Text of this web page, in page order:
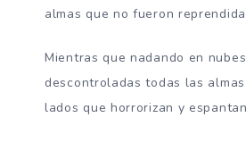
almas que no fueron
Mientras que nadando en
descontroladas todas las
lados que horrorizan y